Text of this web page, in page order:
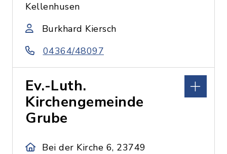
Kellenhusen
Burkhard Kiersch
04364/48097
Ev.-Luth.
Kirchengemeinde
Grube
Bei der Kirche 6, 23749